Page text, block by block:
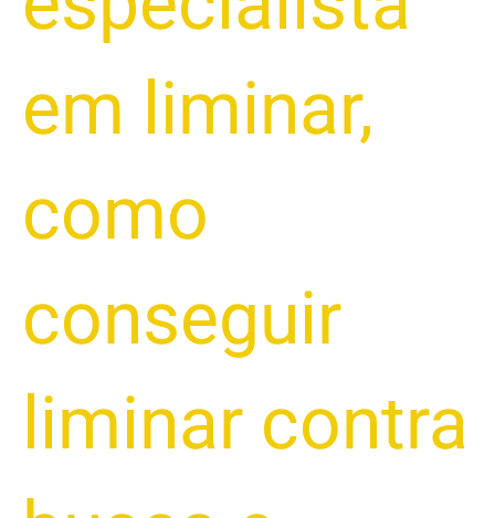
em liminar,
como
conseguir
liminar contra